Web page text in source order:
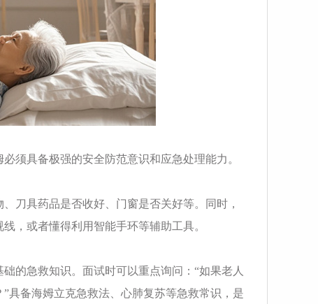
须具备极强的安全防范意识和应急处理能力。
刀具药品是否收好、门窗是否关好等。同时，
，或者懂得利用智能手环等辅助工具。
的急救知识。面试时可以重点询问：“如果老人
具备海姆立克急救法、心肺复苏等急救常识，是